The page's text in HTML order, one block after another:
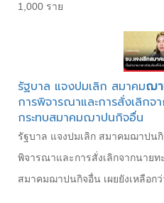
1,000 ราย
รัฐบาล แจงปมเลิก สมาคมฌา
การพิจารณาและการสั่งเลิกจ
กระทบสมาคมฌาปนกิจอื่น
รัฐบาล แจงปมเลิก สมาคมฌาปนกิ
พิจารณาและการสั่งเลิกจากนาย
สมาคมฌาปนกิจอื่น เผยยังเหลือก